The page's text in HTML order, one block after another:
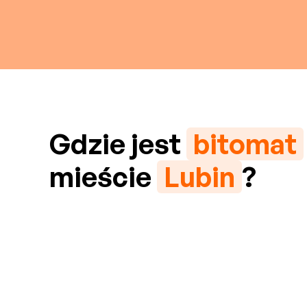
Gdzie jest bitomat
mieście Lubin ?